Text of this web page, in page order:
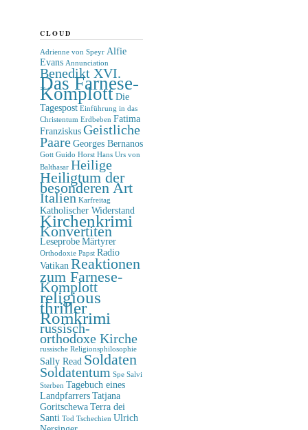
CLOUD
Adrienne von Speyr Alfie
Evans Annunciation
Benedikt XVI.
Das Farnese-
Komplott Die
Tagespost Einführung in das
Christentum Erdbeben Fatima
Franziskus Geistliche
Paare Georges Bernanos
Gott Guido Horst Hans Urs von
Balthasar Heilige
Heiligtum der
besonderen Art
Italien Karfreitag
Katholischer Widerstand
Kirchenkrimi
Konvertiten
Leseprobe Märtyrer
Orthodoxie Papst Radio
Vatikan Reaktionen
zum Farnese-
Komplott
religious
thriller
Romkrimi
russisch-
orthodoxe Kirche
russische Religionsphilosophie
Sally Read Soldaten
Soldatentum Spe Salvi
Sterben Tagebuch eines
Landpfarrers Tatjana
Goritschewa Terra dei
Santi Tod Tschechien Ulrich